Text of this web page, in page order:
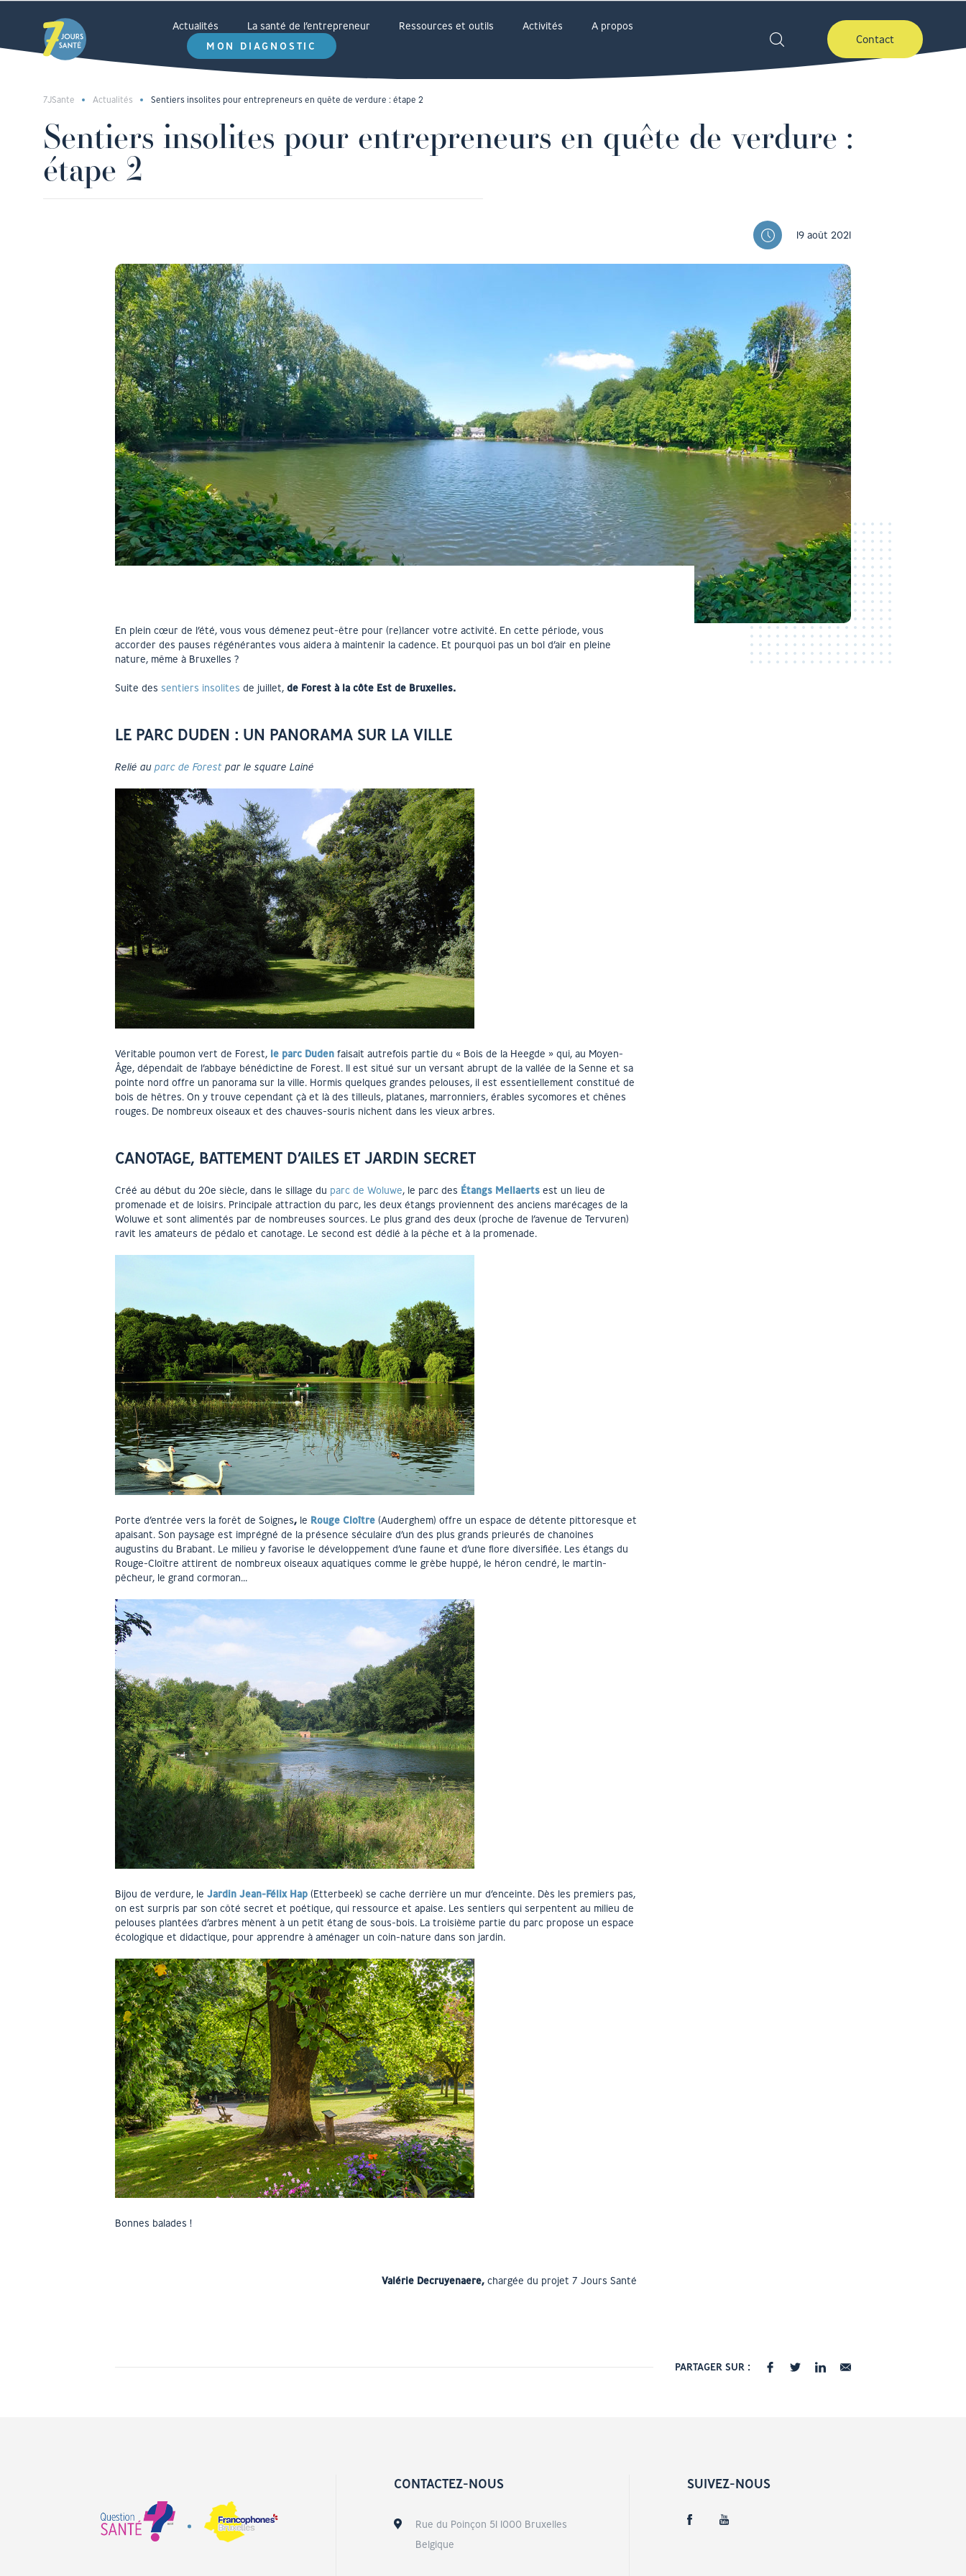
Actualités La santé de l’entrepreneur Ressources et outils Activités
A propos
MON DIAGNOSTIC
Contact
7JSante Actualités Sentiers insolites pour entrepreneurs en quête de verdure : étape 2
Sentiers insolites pour entrepreneurs en quête de verdure :
étape 2
19 août 2021
En plein cœur de l’été, vous vous démenez peut-être pour (re)lancer votre activité. En cette période, vous
accorder des pauses régénérantes vous aidera à maintenir la cadence. Et pourquoi pas un bol d’air en pleine
nature, même à Bruxelles ?
Suite des sentiers insolites de juillet, de Forest à la côte Est de Bruxelles.
LE PARC DUDEN : UN PANORAMA SUR LA VILLE
Relié au parc de Forest par le square Lainé
Véritable poumon vert de Forest, le parc Duden faisait autrefois partie du « Bois de la Heegde » qui, au Moyen-
Âge, dépendait de l’abbaye bénédictine de Forest. Il est situé sur un versant abrupt de la vallée de la Senne et sa
pointe nord offre un panorama sur la ville. Hormis quelques grandes pelouses, il est essentiellement constitué de
bois de hêtres. On y trouve cependant çà et là des tilleuls, platanes, marronniers, érables sycomores et chênes
rouges. De nombreux oiseaux et des chauves-souris nichent dans les vieux arbres.
CANOTAGE, BATTEMENT D’AILES ET JARDIN SECRET
Créé au début du 20e siècle, dans le sillage du parc de Woluwe, le parc des Étangs Mellaerts est un lieu de
promenade et de loisirs. Principale attraction du parc, les deux étangs proviennent des anciens marécages de la
Woluwe et sont alimentés par de nombreuses sources. Le plus grand des deux (proche de l’avenue de Tervuren)
ravit les amateurs de pédalo et canotage. Le second est dédié à la pêche et à la promenade.
Porte d’entrée vers la forêt de Soignes, le Rouge Cloître (Auderghem) offre un espace de détente pittoresque et
apaisant. Son paysage est imprégné de la présence séculaire d’un des plus grands prieurés de chanoines
augustins du Brabant. Le milieu y favorise le développement d’une faune et d’une flore diversifiée. Les étangs du
Rouge-Cloître attirent de nombreux oiseaux aquatiques comme le grèbe huppé, le héron cendré, le martin-
pêcheur, le grand cormoran…
Bijou de verdure, le Jardin Jean-Félix Hap (Etterbeek) se cache derrière un mur d’enceinte. Dès les premiers pas,
on est surpris par son côté secret et poétique, qui ressource et apaise. Les sentiers qui serpentent au milieu de
pelouses plantées d’arbres mènent à un petit étang de sous-bois. La troisième partie du parc propose un espace
écologique et didactique, pour apprendre à aménager un coin-nature dans son jardin.
Bonnes balades !
Valérie Decruyenaere,chargée du projet 7 Jours Santé
PARTAGER SUR :
CONTACTEZ-NOUS
Rue du Poinçon 51 1000 Bruxelles
Belgique
SUIVEZ-NOUS